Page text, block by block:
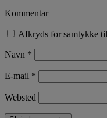
Kommentar
Afkryds for samtykke
Navn *
E-mail *
Websted